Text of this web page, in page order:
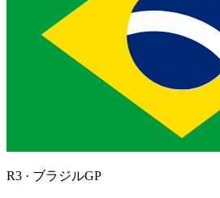
R3 · ブラジルGP